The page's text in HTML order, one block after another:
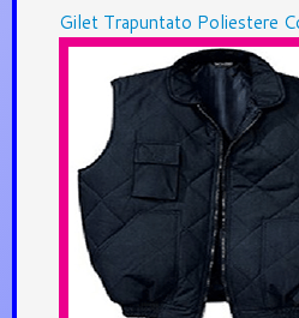
Gilet Trapuntato Poliestere